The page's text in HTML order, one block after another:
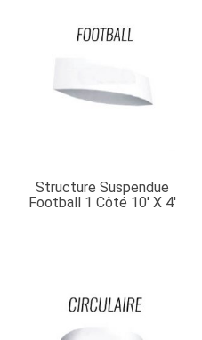
Structure Suspendue
Football 1 Côté 10′ X 4′